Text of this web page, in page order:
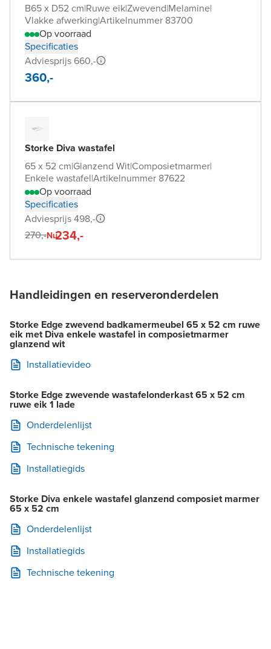
B65 x D52 cm|Ruwe eik|Zwevend|Melamine|
Vlakke afwerking|Artikelnummer 83700
Op voorraad
Specificaties
Adviesprijs 660,-
360,-
Storke Diva wastafel
65 x 52 cm|Glanzend Wit|Composietmarmer|
Enkele wastafel|Artikelnummer 87622
Op voorraad
Specificaties
Adviesprijs 498,-
270,-Nu234,-
Handleidingen en reserveronderdelen
Storke Edge zwevend badkamermeubel 65 x 52 cm ruwe
eik met Diva enkele wastafel in composietmarmer
glanzend wit
Installatievideo
Storke Edge zwevende wastafelonderkast 65 x 52 cm
ruwe eik 1 lade
Onderdelenlijst
Technische tekening
Installatiegids
Storke Diva enkele wastafel glanzend composiet marmer
65 x 52 cm
Onderdelenlijst
Installatiegids
Technische tekening